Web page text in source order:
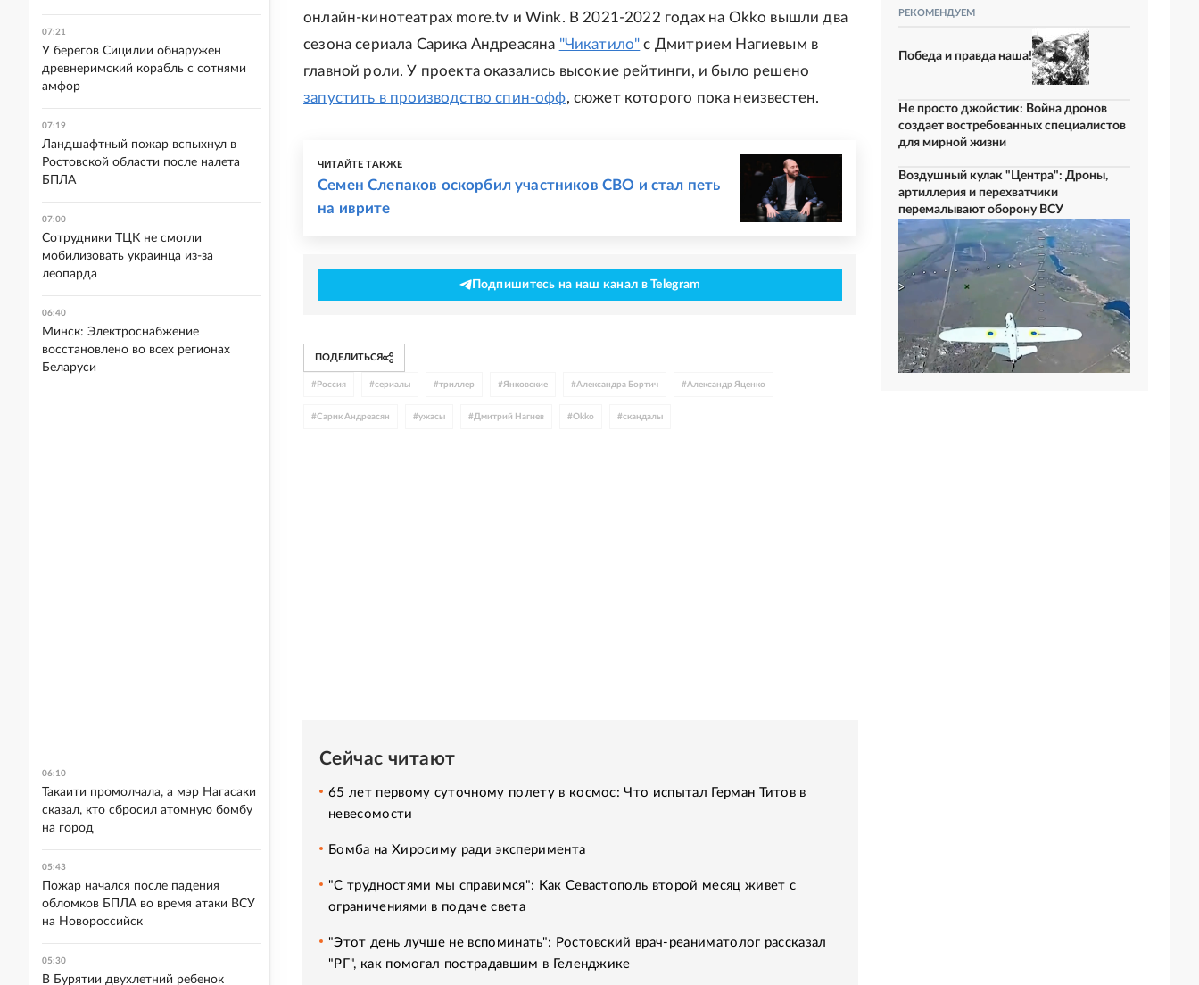
онлайн-кинотеатрах more.tv и Wink. В 2021-2022 годах на Okko вышли два
сезона сериала Сарика Андреасяна "Чикатило" с Дмитрием Нагиевым в
главной роли. У проекта оказались высокие рейтинги, и было решено
запустить в производство спин-офф, сюжет которого пока неизвестен.
ЧИТАЙТЕ ТАКЖЕ
Семен Слепаков оскорбил участников СВО и стал петь
на иврите
Подпишитесь на наш канал в Telegram
ПОДЕЛИТЬСЯ
# Россия #сериалы #триллер # Янковские #Александра Бортич #Александр Яценко
#Сарик Андреасян #ужасы # Дмитрий Нагиев #Okko #скандалы
Сейчас читают
65 лет первому суточному полету в космос: Что испытал Герман Титов в
невесомости
Бомба на Хиросиму ради эксперимента
"С трудностями мы справимся": Как Севастополь второй месяц живет с
ограничениями в подаче света
"Этот день лучше не вспоминать": Ростовский врач-реаниматолог рассказал
"РГ", как помогал пострадавшим в Геленджике
РЕКОМЕНДУЕМ
Победа и правда наша!
Не просто джойстик: Война дронов
создает востребованных специалистов
для мирной жизни
Воздушный кулак "Центра": Дроны,
артиллерия и перехватчики
перемалывают оборону ВСУ
07:21
У берегов Сицилии обнаружен
древнеримский корабль с сотнями
амфор
07:19
Ландшафтный пожар вспыхнул в
Ростовской области после налета
БПЛА
07:00
Сотрудники ТЦК не смогли
мобилизовать украинца из-за
леопарда
06:40
Минск: Электроснабжение
восстановлено во всех регионах
Беларуси
06:10
Такаити промолчала, а мэр Нагасаки
сказал, кто сбросил атомную бомбу
на город
05:43
Пожар начался после падения
обломков БПЛА во время атаки ВСУ
на Новороссийск
05:30
В Бурятии двухлетний ребенок